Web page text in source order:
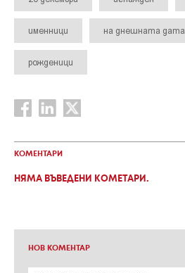
именници на днешната дата
рожденици
КОМЕНТАРИ
НЯМА ВЪВЕДЕНИ КОМЕТАРИ.
НОВ КОМЕНТАР